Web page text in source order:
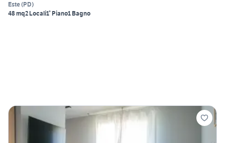
Este(PD)
48 mq2 Locali1° Piano1 Bagno